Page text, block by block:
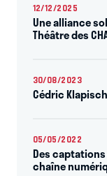
12/12/2025
Une alliance
Théâtre des
30/08/2023
Cédric
05/05/2022
Des
chaîne